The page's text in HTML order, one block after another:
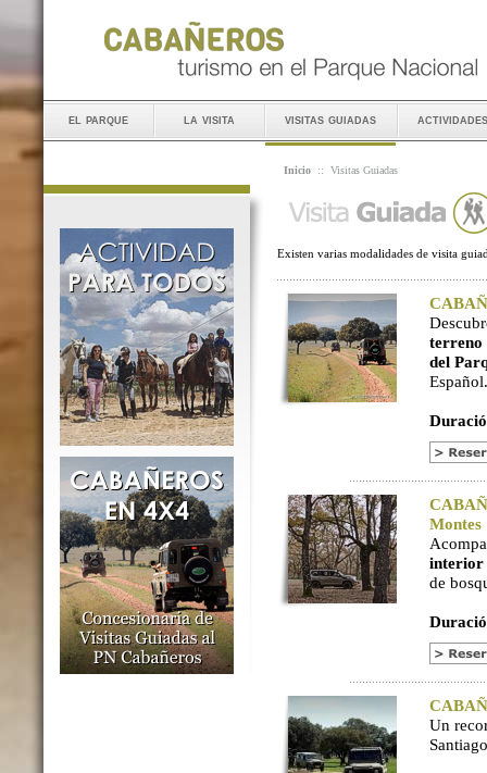
el parque la visita visitas guiadas actividades
Inicio :: Visitas Guiadas
Existen varias modalidades de visita
terreno
del
Español.
Montes
interior
de
Un